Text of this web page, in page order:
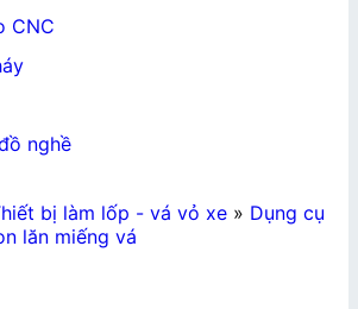
CNC
nghề
bị làm lốp - vá vỏ xe» Dụng cụ
lăn miếng vá